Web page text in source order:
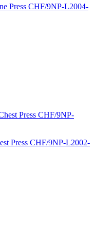
Press CHF/9NP-L2004-
Press CHF/9NP-L2002-